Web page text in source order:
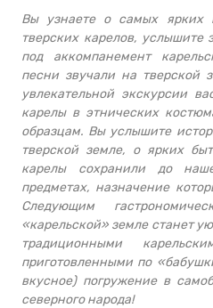
Вы узнаете о самых ярких
тверских карелов, услышите
под аккомпанемент
песни звучали на тверской
увлекательной экскурсии
карелы в этнических
образцам. Вы услышите
тверской земле, о ярких
карелы сохранили до
предметах, назначение
Следующим
«карельской» земле станет
традиционными
приготовленными по
вкусное) погружение в
северного народа!